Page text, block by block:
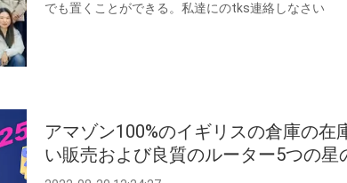
でも置くことができる。私達にのtks連絡しなさい
アマゾン100%のイギリスの倉庫の在
い販売および良質のルーター5つの星